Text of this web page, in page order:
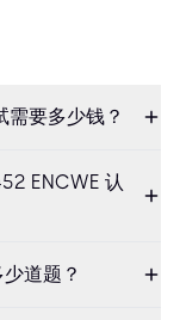
要多少钱？
ENCWE 认
道题？